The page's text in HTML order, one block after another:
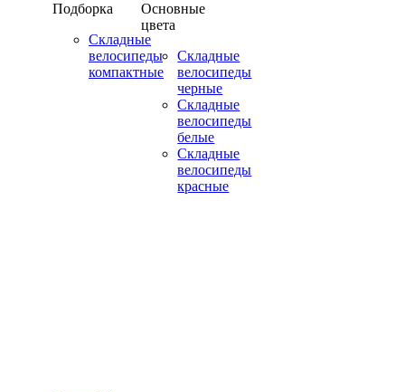
Подборка
Складные
велосипеды
компактные
Основные
цвета
Складные
велосипеды
черные
Складные
велосипеды
белые
Складные
велосипеды
красные